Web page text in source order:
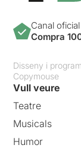
Canal
Compra
Disseny i
Copymouse
Vull veure
Teatre
Musicals
Humor